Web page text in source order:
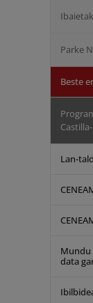
Parke
Beste
Lan-
Mundu
data